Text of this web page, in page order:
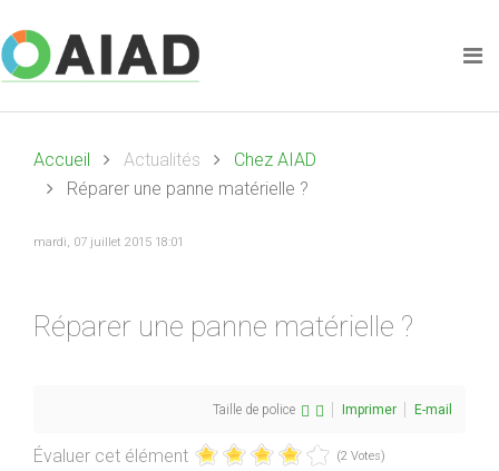
Accueil Actualités
Chez AIAD
Réparer une panne matérielle ?
mardi, 07 juillet 2015 18:01
Réparer une panne matérielle ?
Taille de police Imprimer E-mail
Évaluer cet élément (2 Votes)